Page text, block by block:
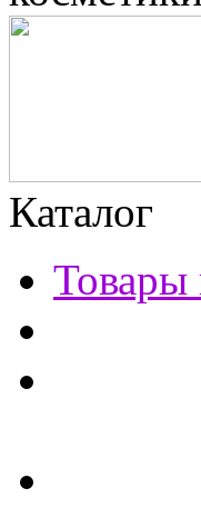
Каталог
Товары